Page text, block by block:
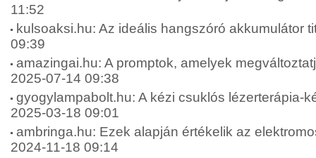
11:52
kulsoaksi.hu: Az ideális hangszóró akkumulátor
09:39
amazingai.hu: A promptok, amelyek
2025-07-14 09:38
gyogylampabolt.hu: A kézi csuklós lézerterápia-
2025-03-18 09:01
ambringa.hu: Ezek alapján értékelik az
2024-11-18 09:14